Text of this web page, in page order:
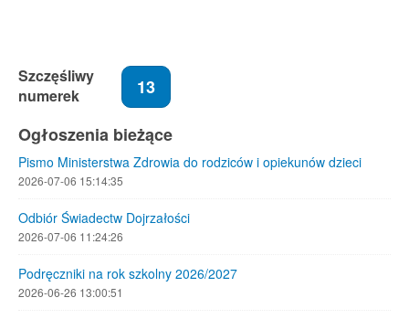
Szczęśliwy
numerek
13
Ogłoszenia bieżące
Pismo Ministerstwa Zdrowia do rodziców i opiekunów dzieci
2026-07-06 15:14:35
Odbiór Świadectw Dojrzałości
2026-07-06 11:24:26
Podręczniki na rok szkolny 2026/2027
2026-06-26 13:00:51